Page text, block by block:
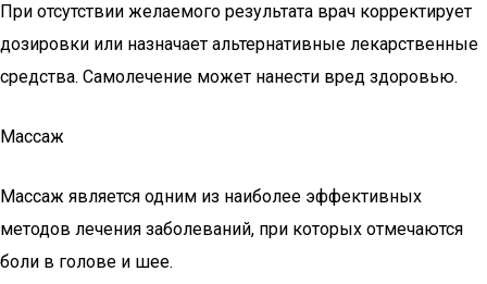
При отсутствии желаемого результата врач корректирует
дозировки или назначает альтернативные лекарственные
средства. Самолечение может нанести вред здоровью.
Массаж
Массаж является одним из наиболее эффективных
методов лечения заболеваний, при которых отмечаются
боли в голове и шее.